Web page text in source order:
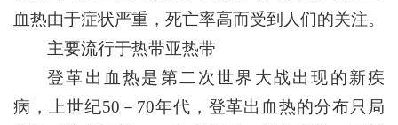
血热由于症状严重，死亡率高而受到人们的关注。
主要流行于热带亚热带
登革出血热是第二次世界大战出现的新疾
病，上世纪50－70年代，登革出血热的分布只局